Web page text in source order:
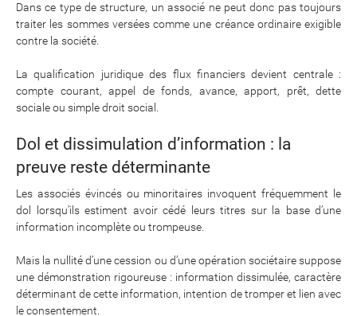
Dans ce type de structure, un associé ne peut donc pas toujours
traiter les sommes versées comme une créance ordinaire exigible
contre la société.
La qualification juridique des flux financiers devient centrale :
compte courant, appel de fonds, avance, apport, prêt, dette
sociale ou simple droit social.
Dol et dissimulation d’information : la
preuve reste déterminante
Les associés évincés ou minoritaires invoquent fréquemment le
dol lorsqu’ils estiment avoir cédé leurs titres sur la base d’une
information incomplète ou trompeuse.
Mais la nullité d’une cession ou d’une opération sociétaire suppose
une démonstration rigoureuse : information dissimulée, caractère
déterminant de cette information, intention de tromper et lien avec
le consentement.